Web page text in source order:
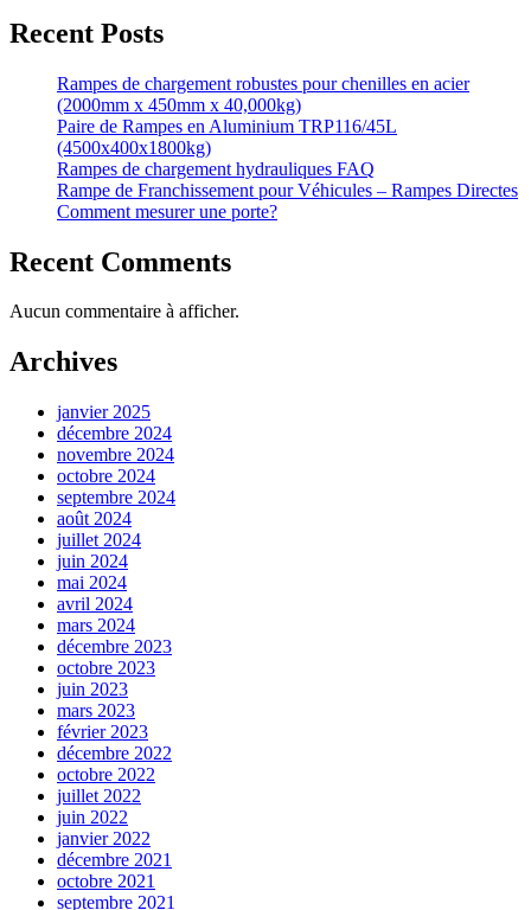
Recent Posts
Rampes de chargement robustes pour chenilles en acier
(2000mm x 450mm x 40,000kg)
Paire de Rampes en Aluminium TRP116/45L
(4500x400x1800kg)
Rampes de chargement hydrauliques FAQ
Rampe de Franchissement pour Véhicules – Rampes Directes
Comment mesurer une porte?
Recent Comments
Aucun commentaire à afficher.
Archives
janvier 2025
décembre 2024
novembre 2024
octobre 2024
septembre 2024
août 2024
juillet 2024
juin 2024
mai 2024
avril 2024
mars 2024
décembre 2023
octobre 2023
juin 2023
mars 2023
février 2023
décembre 2022
octobre 2022
juillet 2022
juin 2022
janvier 2022
décembre 2021
octobre 2021
septembre 2021